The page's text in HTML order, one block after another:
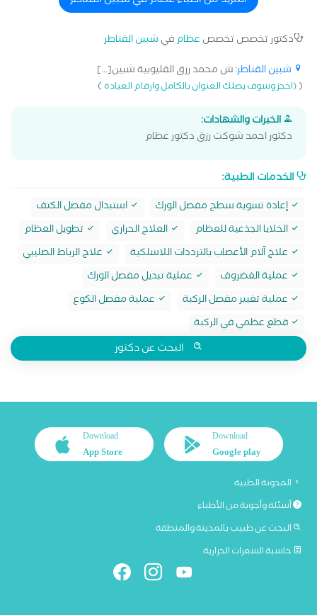
دكتور تخصص تخصص عظامفي شبين القناطر
شبين القناطر: ش محمد رزق القليوبية شبين[...]
((احجز وسوف يصلك العنوان بالكامل وارقام العيادة)
الخبرات والشهادات:
دكتور احمد شوكت رزق دكتور عظام
الخدمات الطبية:
إعادة تسوية سطح مفصل الورك
استبدال مفصل الكتف
الخلايا الجذعية للعظام
العلاج الحراري
تطويل العظام
علاج آلام الأعصاب بالترددات اللاسلكية
علاج الرباط الصليبي
عملية الغضروف
عملية تبديل مفصل الورك
عملية تغيير مفصل الركبة
عملية مفصل الكوع
قطع عظمي في الركبة
البحث عن دكتور
Download
Google play
Download
App Store
المدونة الطبية
أسئلة وأجوبة من الأطباء
البحث عن طبيب بالمدينة والمنطقة
حاسبة السعرات الحرارية